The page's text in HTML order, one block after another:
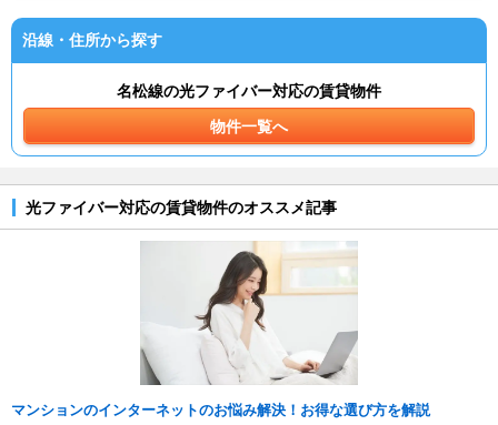
沿線・住所から探す
名松線の光ファイバー対応の賃貸物件
物件一覧へ
光ファイバー対応の賃貸物件のオススメ記事
マンションのインターネットのお悩み解決！お得な選び方を解説